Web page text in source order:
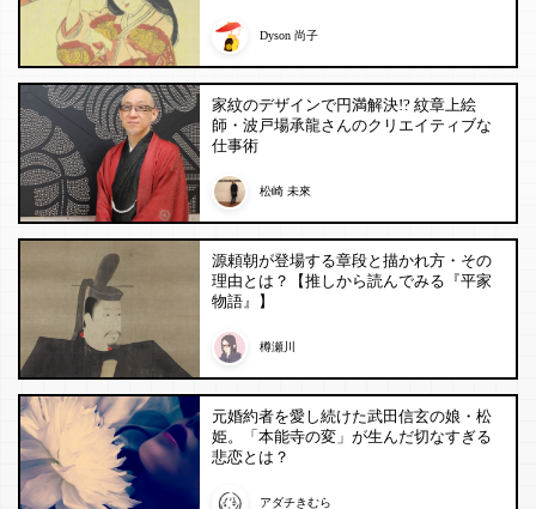
Dyson 尚子
家紋のデザインで円満解決!? 紋章上絵
師・波戸場承龍さんのクリエイティブな
仕事術
松崎 未來
源頼朝が登場する章段と描かれ方・その
理由とは？【推しから読んでみる『平家
物語』】
樽瀬川
元婚約者を愛し続けた武田信玄の娘・松
姫。「本能寺の変」が生んだ切なすぎる
悲恋とは？
アダチきむら